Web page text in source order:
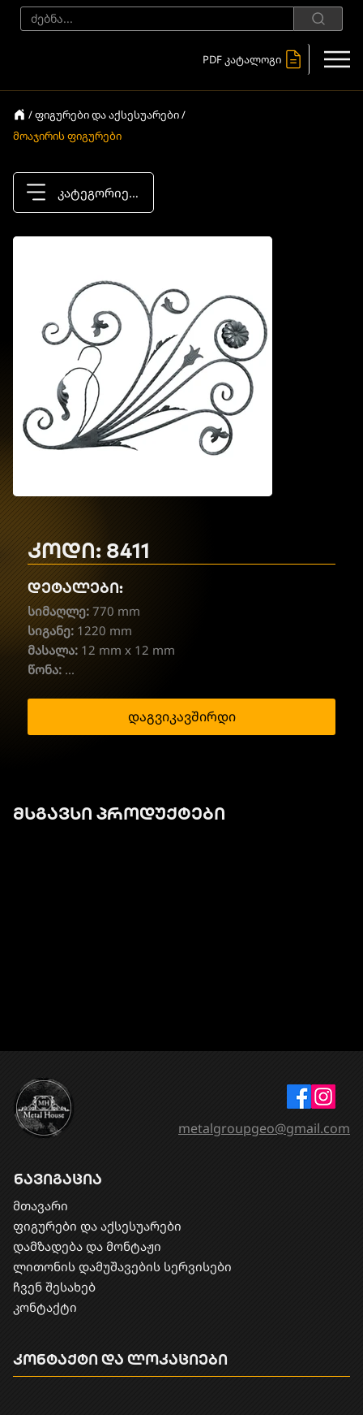
PDF კატალოგი
/ ფიგურები და აქსესუარები /
მოაჯირის ფიგურები
კატეგორიები
კოდი: 8411
დეტალები:
სიმაღლე: 770 mm
სიგანე: 1220 mm
მასალა: 12 mm x 12 mm
წონა: ...
დაგვიკავშირდი
მსგავსი პროდუქტები
ნავიგაცია
მთავარი
ფიგურები და აქსესუარები
დამზადება და მონტაჟი
​ლითონის დამუშავების სერვისები
ჩვენ შესახებ
კონტაქტი
კონტაქტი და ლოკაციები
metalgroupgeo@gmail.com